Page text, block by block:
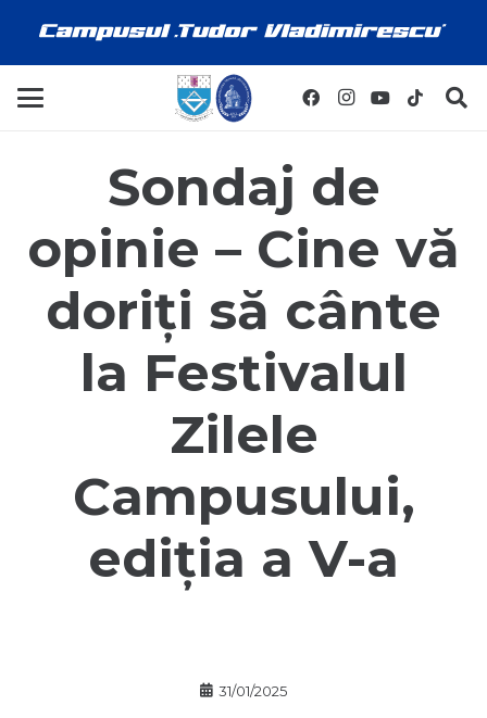
Sondaj de
opinie – Cine vă
doriți să cânte
la Festivalul
Zilele
Campusului,
ediția a V-a
31/01/2025